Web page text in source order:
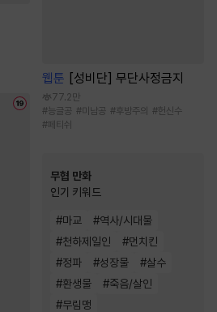
웹툰 [성비단] 무단사정금지
77.2만
#능글공 #미남공 #후방주의 #헌신수
#페티쉬
무협 만화
인기 키워드
#마교 #역사/시대물
#천하제일인 #먼치킨
#정파 #성장물 #살수
#환생물 #죽음/살인
#무림맹